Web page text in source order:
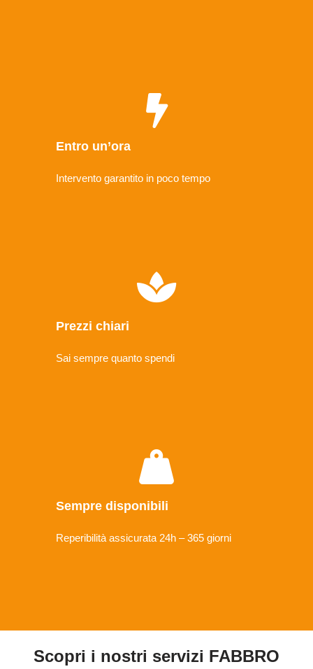
Entro un’ora
Intervento garantito in poco tempo
Prezzi chiari
Sai sempre quanto spendi
Sempre disponibili
Reperibilità assicurata 24h – 365 giorni
Scopri i nostri servizi FABBRO